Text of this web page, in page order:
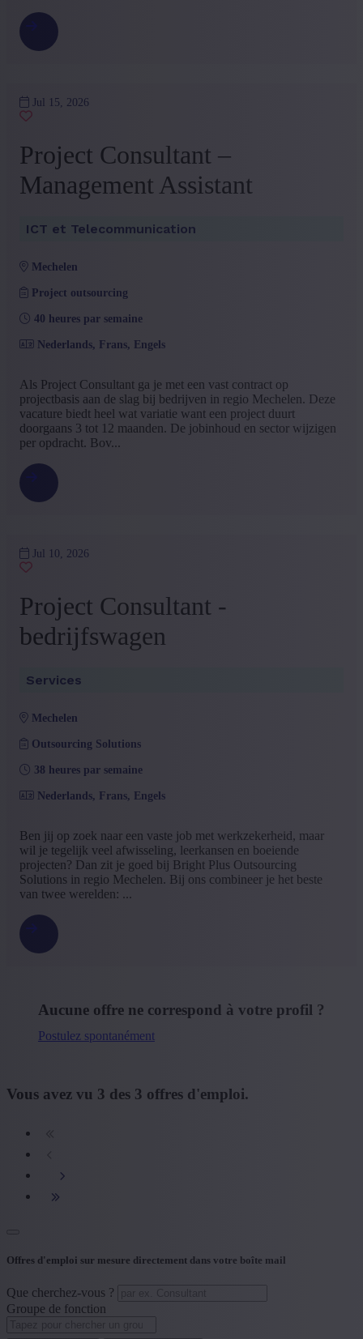
Langue offre d'emploi
Néerlandais
Quelque expérience
+ Montrer plus - Montrer moins
Jul 15, 2026
Project Consultant –
Management Assistant
ICT et Telecommunication
mechelen
Project outsourcing
40 heures par semaine
Nederlands, Frans, Engels
Als Project Consultant ga je met een vast contract op
projectbasis aan de slag bij bedrijven in regio Mechelen. Deze
vacature biedt heel wat variatie want een project duurt
doorgaans 3 tot 12 maanden. De jobinhoud en sector wijzigen
per opdracht. Bov...
Jul 10, 2026
Project Consultant -
bedrijfswagen
Services
mechelen
Outsourcing Solutions
38 heures par semaine
Nederlands, Frans, Engels
Ben jij op zoek naar een vaste job met werkzekerheid, maar
wil je tegelijk veel afwisseling, leerkansen en boeiende
projecten? Dan zit je goed bij Bright Plus Outsourcing
Solutions in regio Mechelen. Bij ons combineer je het beste
van twee werelden: ...
Aucune offre ne correspond à votre profil ?
Postulez spontanément
Vous avez vu 3 des 3 offres d'emploi.
Offres d'emploi sur mesure directement dans votre boîte mail
Que cherchez-vous ?
Groupe de fonction